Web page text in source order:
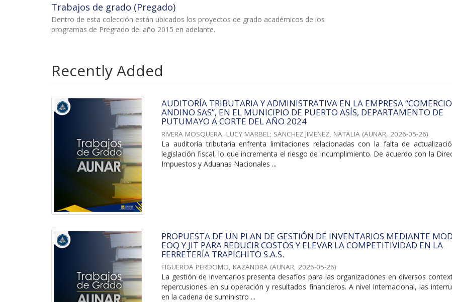
Trabajos de grado (Pregado)
Dentro de esta colección están ubicados los proyectos de grado académicos de los
programas de Pregrado del año 2015 en adelante.
Recently Added
AUDITORÍA TRIBUTARIA Y ADMINISTRATIVA EN LA EMPRESA “COMERCIO
ANDINO SAS”, EN EL MUNICIPIO DE PUERTO ASÍS, DEPARTAMENTO DE
PUTUMAYO A CORTE DEL AÑO 2024
RIVERA MOSQUERA, LUCY MARBEL; SANCHEZ JIMENEZ, NATALIA (AUNAR, 2026-05-26)
La auditoría tributaria enfrenta limitaciones relacionadas con la falta de
legislación fiscal, lo que incrementa el riesgo de incumplimiento. De acuerdo con la
Impuestos y Aduanas Nacionales ...
PROPUESTA DE UN PLAN DE GESTIÓN DE INVENTARIOS MEDIANTE
EOQ Y JIT PARA REDUCIR COSTOS Y ELEVAR LA COMPETITIVIDAD EN LA
FERRETERÍA TRAPICHITO S.A.S.
FIGUEROA PERDOMO, KAZANDRA (AUNAR, 2026-05-26)
La gestión de inventarios presenta desafíos para las organizaciones en diversos
repercusiones en su operación y resultados financieros. A nivel internacional, las
en la cadena de suministro ...